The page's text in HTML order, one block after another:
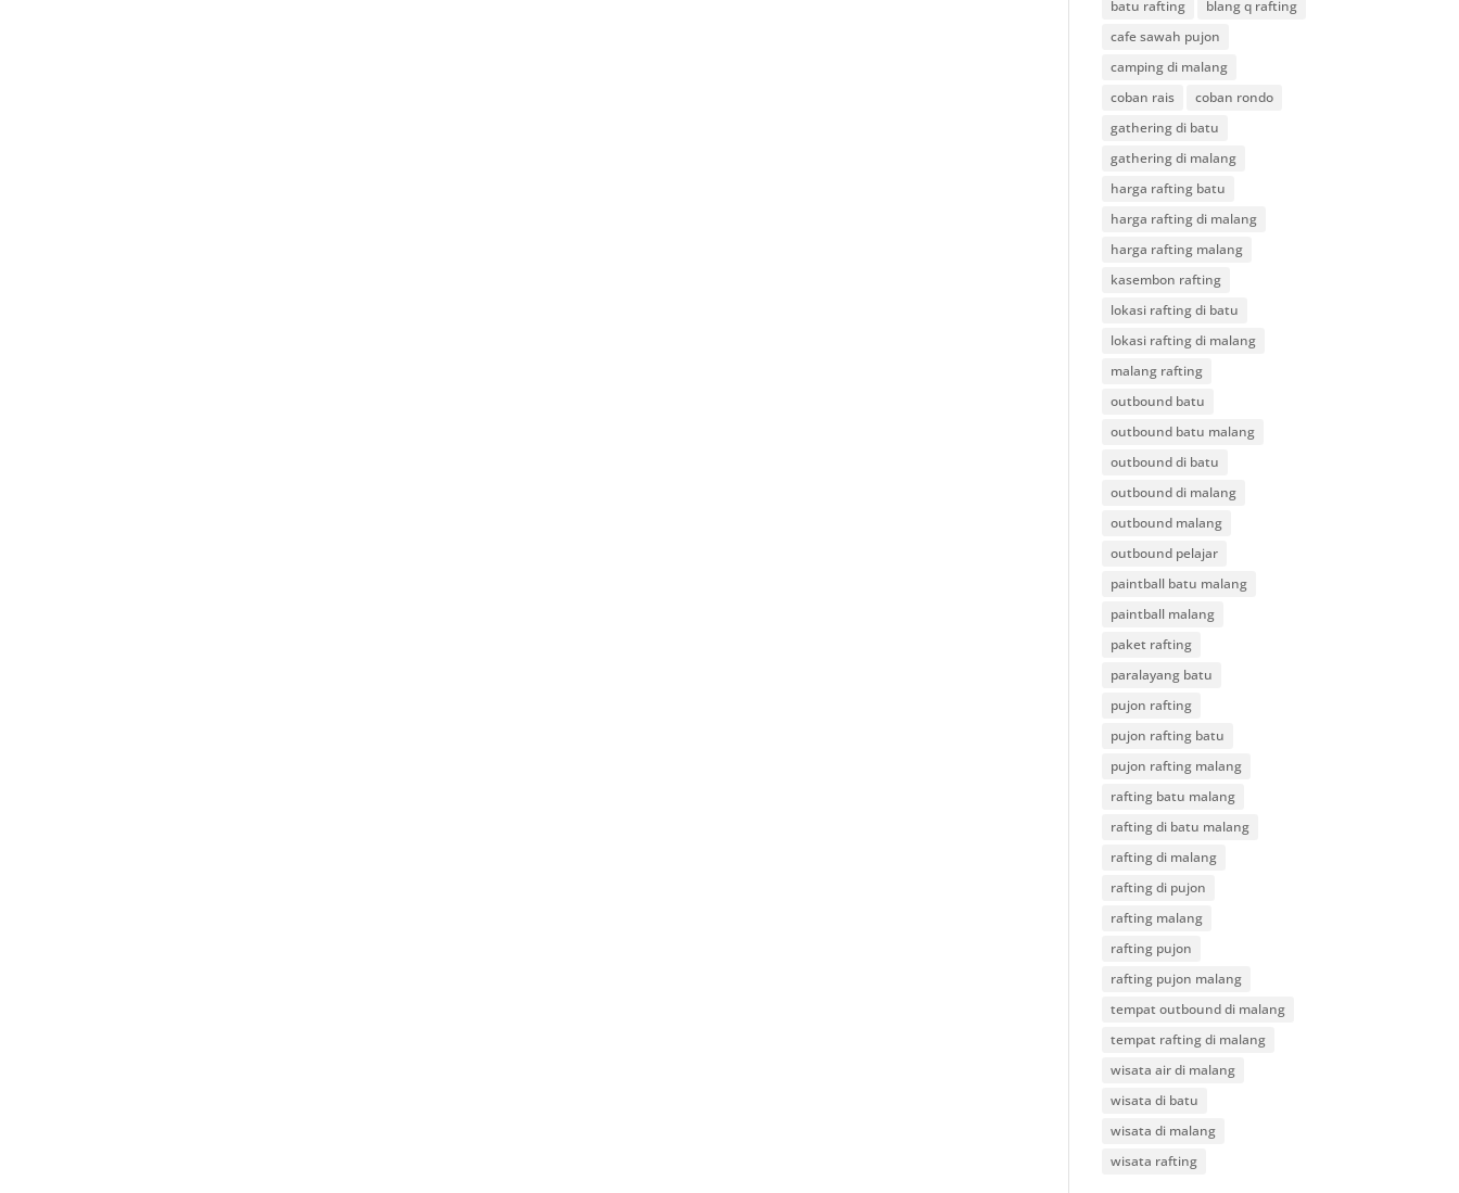
batu rafting
blang q rafting
cafe sawah pujon
camping di malang
coban rais
coban rondo
gathering di batu
gathering di malang
harga rafting batu
harga rafting di malang
harga rafting malang
kasembon rafting
lokasi rafting di batu
lokasi rafting di malang
malang rafting
outbound batu
outbound batu malang
outbound di batu
outbound di malang
outbound malang
outbound pelajar
paintball batu malang
paintball malang
paket rafting
paralayang batu
pujon rafting
pujon rafting batu
pujon rafting malang
rafting batu malang
rafting di batu malang
rafting di malang
rafting di pujon
rafting malang
rafting pujon
rafting pujon malang
tempat outbound di malang
tempat rafting di malang
wisata air di malang
wisata di batu
wisata di malang
wisata rafting